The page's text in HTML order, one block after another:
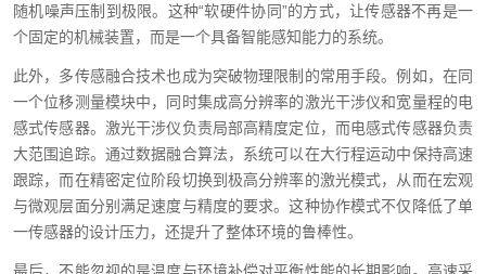
随机噪声压制到极限。这种“软硬件协同”的方式，让传感器不再是一
个固定的机械装置，而是一个具备智能感知能力的系统。
此外，多传感融合技术也成为突破物理限制的常用手段。例如，在同
一个位移测量模块中，同时集成高分辨率的激光干涉仪和宽量程的电
感式传感器。激光干涉仪负责局部高精度定位，而电感式传感器负责
大范围追踪。通过数据融合算法，系统可以在大行程运动中保持高速
跟踪，而在精密定位阶段切换到极高分辨率的激光模式，从而在宏观
与微观层面分别满足速度与精度的要求。这种协作模式不仅降低了单
一传感器的设计压力，还提升了整体环境的鲁棒性。